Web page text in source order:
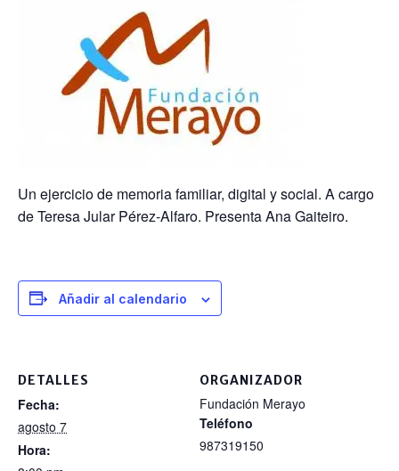
Un ejercicio de memoria familiar, digital y social. A cargo
de Teresa Jular Pérez-Alfaro. Presenta Ana Gaiteiro.
Añadir al calendario
DETALLES
Fecha:
agosto 7
Hora:
ORGANIZADOR
Fundación Merayo
Teléfono
987319150